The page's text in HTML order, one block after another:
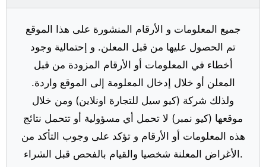
جميع المعلومات و الأرقام المنشورة على هذا الموقع
تم الحصول عليها من قبل المعلن. و إحتمالية وجود
أخطاء في المعلومات أو الأرقام المزودة من قبل
المعلن أو خلال إدخال المعلومة إلى الموقع واردة.
ولذلك شركة (كيو سيل للتجارة اونلاين) ومن خلال
موقعها (كيو نمبر) لا تحمل أي مسؤولية أو تتحمل نتائج
هذه المعلومات أو الأرقام و تؤكد على وجوب التأكد من
الأغراض المعلنة شخصيا والقيام بالفحص قبل الشراء.